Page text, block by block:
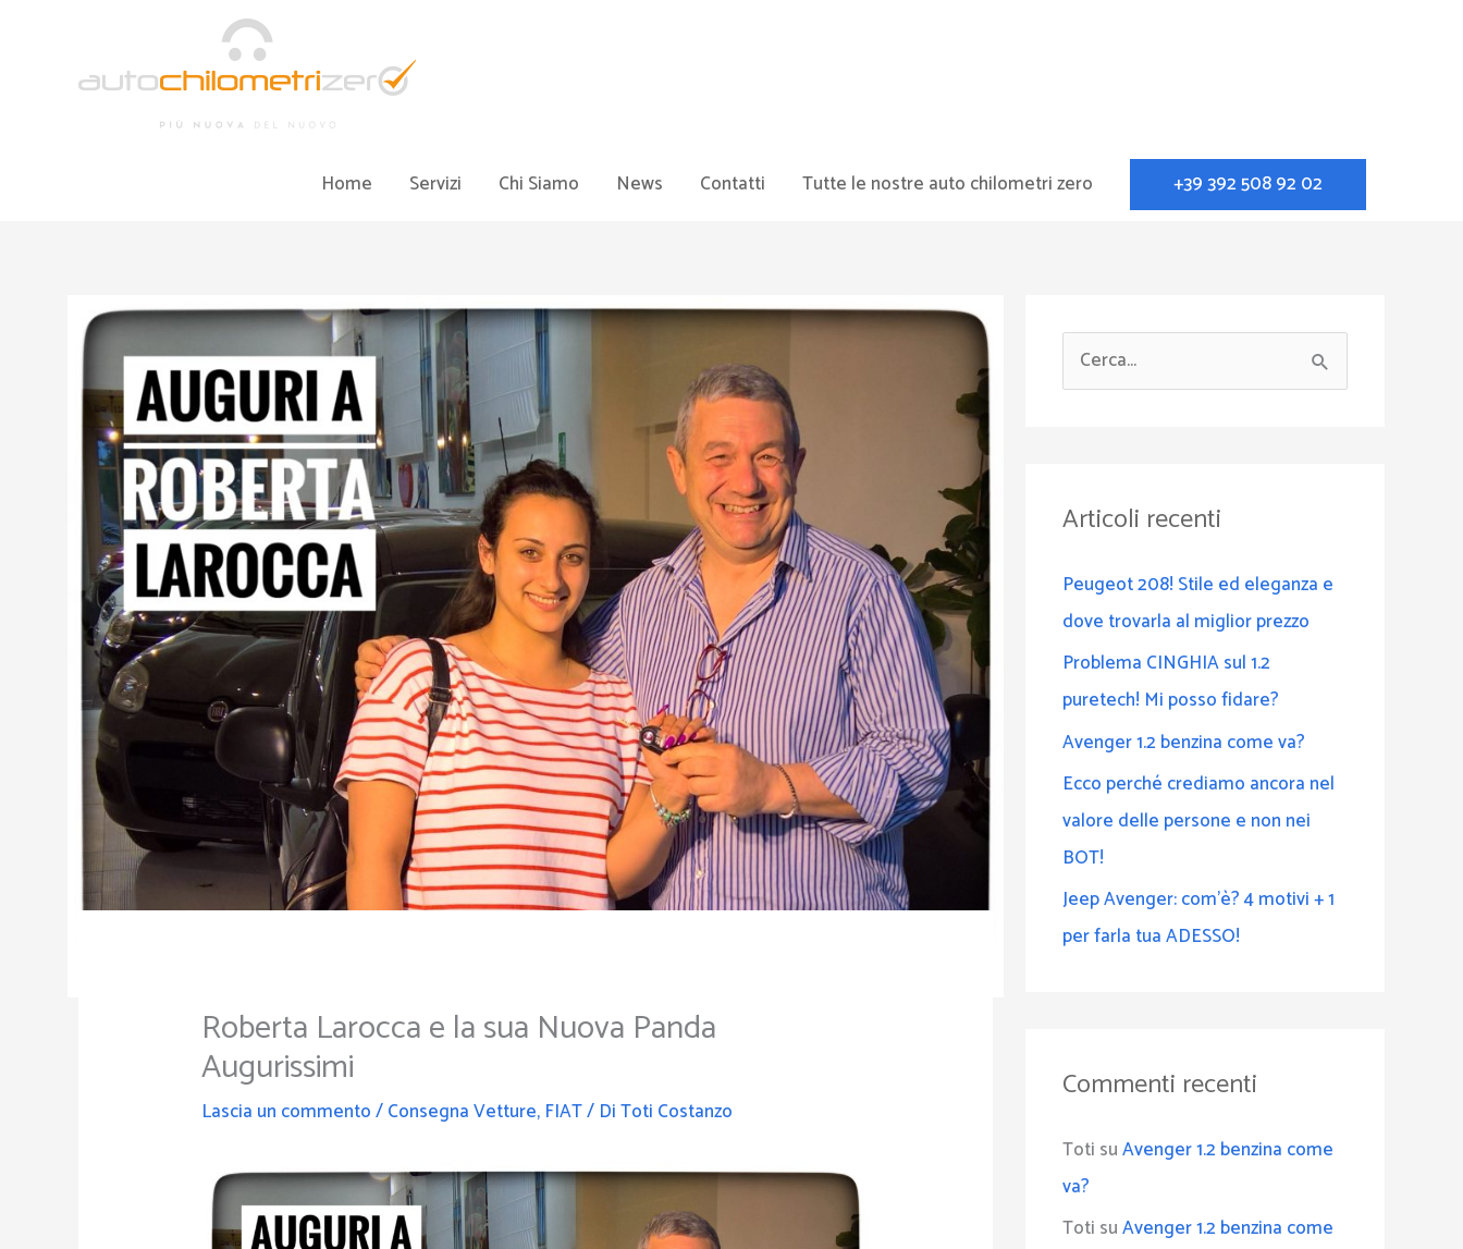
Home Servizi Chi Siamo News Contatti Tutte le nostre auto chilometri zero +39 392 508 92 02
Roberta Larocca e la sua Nuova Panda
Augurissimi
Lascia un commento/Consegna Vetture, FIAT/ DiToti Costanzo
e
a
Articoli recenti
Peugeot 208! Stile ed eleganza e
dove trovarla al miglior prezzo
Problema CINGHIA sul 1.2
puretech! Mi posso fidare?
Avenger 1.2 benzina come va?
Ecco perché crediamo ancora nel
valore delle persone e non nei
BOT!
Jeep Avenger: com’è? 4 motivi + 1
per farla tua ADESSO!
Commenti recenti
Toti suAvenger 1.2 benzina come
va?
Toti suAvenger 1.2 benzina come